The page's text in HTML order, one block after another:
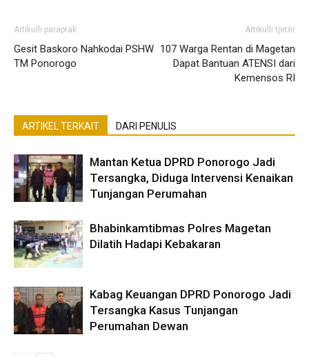
Artikulli paraprak
Gesit Baskoro Nahkodai PSHW
TM Ponorogo
Artikulli tjetër
107 Warga Rentan di Magetan
Dapat Bantuan ATENSI dari
Kemensos RI
ARTIKEL TERKAIT DARI PENULIS
Mantan Ketua DPRD Ponorogo Jadi
Tersangka, Diduga Intervensi Kenaikan
Tunjangan Perumahan
Bhabinkamtibmas Polres Magetan
Dilatih Hadapi Kebakaran
Kabag Keuangan DPRD Ponorogo Jadi
Tersangka Kasus Tunjangan
Perumahan Dewan